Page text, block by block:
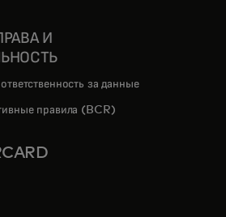
И
за данные
правила (BCR)
new tab
in a new tab